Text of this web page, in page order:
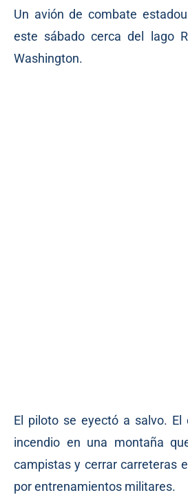
Un avión de combate
este sábado cerca del lago
Washington.
El piloto se eyectó a salvo. El
incendio en una montaña
campistas y cerrar carreteras
por entrenamientos militares.